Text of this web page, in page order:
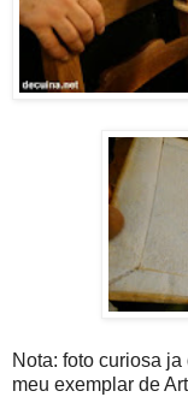
Nota: foto curiosa
meu exemplar de